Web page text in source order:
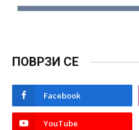
ПОВРЗИ СЕ
Facebook
YouTube